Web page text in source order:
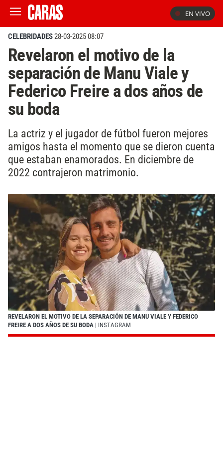
EN VIVO
CELEBRIDADES28-03-2025 08:07
Revelaron el motivo de la
separación de Manu Viale y
Federico Freire a dos años de
su boda
La actriz y el jugador de fútbol fueron mejores
amigos hasta el momento que se dieron cuenta
que estaban enamorados. En diciembre de
2022 contrajeron matrimonio.
REVELARON EL MOTIVO DE LA SEPARACIÓN DE MANU VIALE Y FEDERICO
FREIRE A DOS AÑOS DE SU BODA | INSTAGRAM